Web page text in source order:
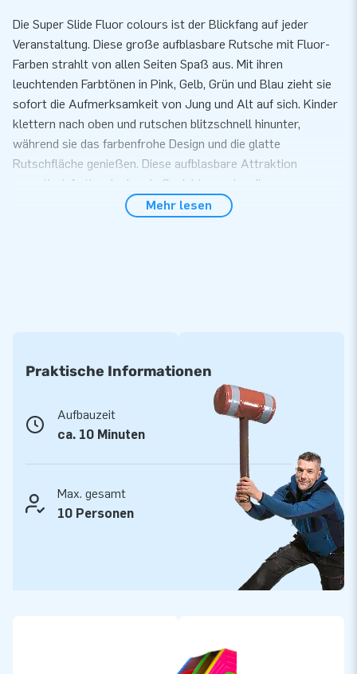
Die Super Slide Fluor colours ist der Blickfang auf jeder
Veranstaltung. Diese große aufblasbare Rutsche mit Fluor-
Farben strahlt von allen Seiten Spaß aus. Mit ihren
leuchtenden Farbtönen in Pink, Gelb, Grün und Blau zieht sie
sofort die Aufmerksamkeit von Jung und Alt auf sich. Kinder
klettern nach oben und rutschen blitzschnell hinunter,
während sie das farbenfrohe Design und die glatte
Rutschfläche genießen. Diese aufblasbare Attraktion
garantiert Action, lachende Gesichter und endlosen
als auch draußen. Ob Sporttag, Veranstaltung oder
Vermietaktivität, die aufblasbare Rutsche sorgt immer für ein
spektakuläres Erlebnis.
Qualität und Service von JB Hüpfburgen
Bei JB Hüpfburgen kaufst du Qualität, auf die du dich
verlassen kannst. Alle unsere aufblasbaren Attraktionen
werden sorgfältig entworfen und produziert, damit sie sicher
und langlebig sind. Außerdem erhältst du 5 Jahre Garantie
und profitierst von schneller Lieferung ab Lager. Möchtest du
eine aufblasbare Rutsche kaufen, die viele Jahre hält und
jedes Fest komplett macht? Dann ist die Super Slide Fluor
Mehr lesen
Praktische Informationen
Aufbauzeit
ca. 10 Minuten
Max. gesamt
10 Personen